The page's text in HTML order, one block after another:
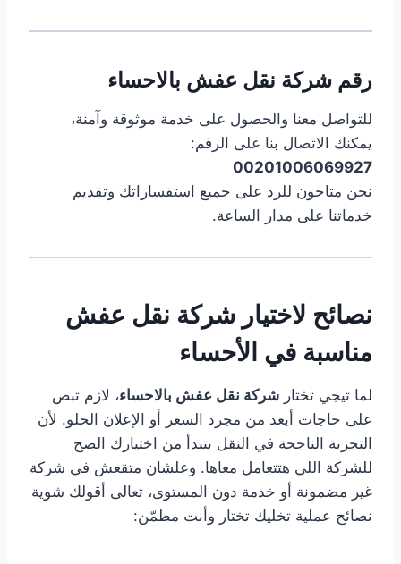
رقم شركة نقل عفش بالاحساء
للتواصل معنا والحصول على خدمة موثوقة وآمنة،
يمكنك الاتصال بنا على الرقم:
00201006069927
نحن متاحون للرد على جميع استفساراتك وتقديم
خدماتنا على مدار الساعة.
نصائح لاختيار شركة نقل عفش
مناسبة في الأحساء
لما تيجي تختار شركة نقل عفش بالاحساء، لازم تبص
على حاجات أبعد من مجرد السعر أو الإعلان الحلو. لأن
التجربة الناجحة في النقل بتبدأ من اختيارك الصح
للشركة اللي هتتعامل معاها. وعلشان متقعش في شركة
غير مضمونة أو خدمة دون المستوى، تعالى أقولك شوية
نصائح عملية تخليك تختار وأنت مطمّن: